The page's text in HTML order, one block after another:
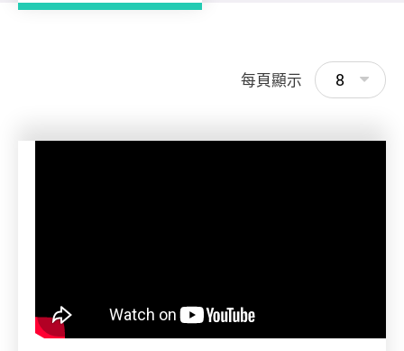
每頁顯示 8